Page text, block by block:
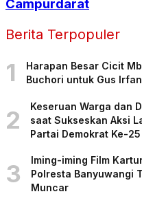
Campurdarat
Berita Terpopuler
1
Harapan Besar Cicit
Buchori untuk Gus
2
Keseruan Warga dan
saat Sukseskan Aksi
Partai Demokrat Ke-25
3
Iming-iming Film
Polresta Banyuwangi
Muncar